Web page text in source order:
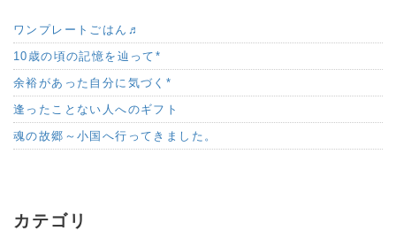
ワンプレートごはん♬
10歳の頃の記憶を辿って*
余裕があった自分に気づく*
逢ったことない人へのギフト
魂の故郷～小国へ行ってきました。
カテゴリ